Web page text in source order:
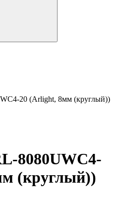
20 (Arlight, 8мм (круглый))
8080UWC4-
(круглый))